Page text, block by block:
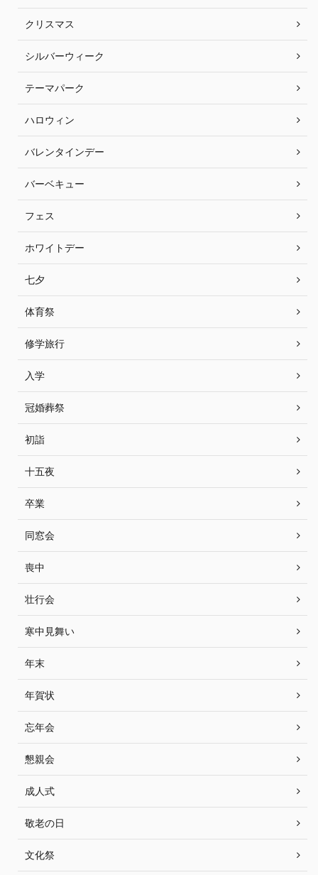
クリスマス
シルバーウィーク
テーマパーク
ハロウィン
バレンタインデー
バーベキュー
フェス
ホワイトデー
七夕
体育祭
修学旅行
入学
冠婚葬祭
初詣
十五夜
卒業
同窓会
喪中
壮行会
寒中見舞い
年末
年賀状
忘年会
懇親会
成人式
敬老の日
文化祭